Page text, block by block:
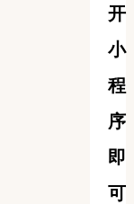
开
小
程
序
即
可